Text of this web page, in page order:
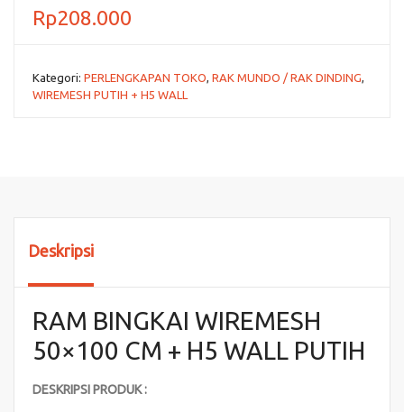
Rp208.000
Kategori: PERLENGKAPAN TOKO, RAK MUNDO / RAK DINDING,
WIREMESH PUTIH + H5 WALL
Deskripsi
RAM BINGKAI WIREMESH
50×100 CM + H5 WALL PUTIH
DESKRIPSI PRODUK :